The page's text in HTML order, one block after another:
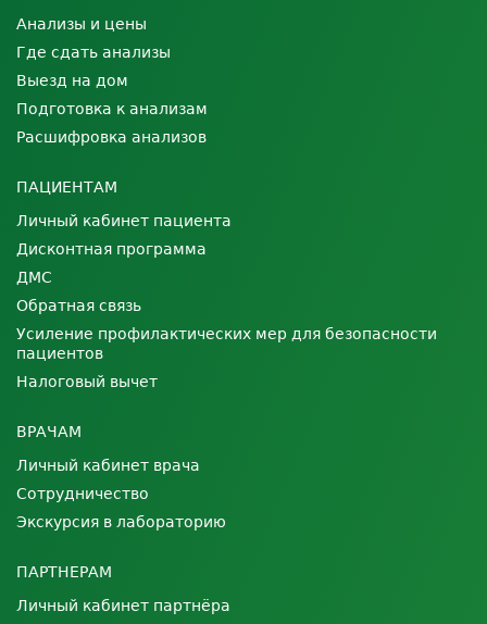
Анализы и цены
Где сдать анализы
Выезд на дом
Подготовка к анализам
Расшифровка анализов
ПАЦИЕНТАМ
Личный кабинет пациента
Дисконтная программа
ДМС
Обратная связь
Усиление профилактических мер для безопасности
пациентов
Налоговый вычет
ВРАЧАМ
Личный кабинет врача
Сотрудничество
Экскурсия в лабораторию
ПАРТНЕРАМ
Личный кабинет партнёра